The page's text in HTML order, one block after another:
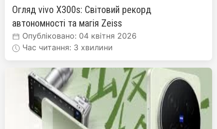
Огляд vivo X300s: Світовий рекорд
автономності та магія Zeiss
Опубліковано: 04 квітня 2026
Час читання: 3 хвилини